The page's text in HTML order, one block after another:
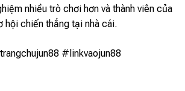
nhiều trò chơi hơn và thành viên của
hội chiến thắng tại nhà cái.
#linkvaojun88